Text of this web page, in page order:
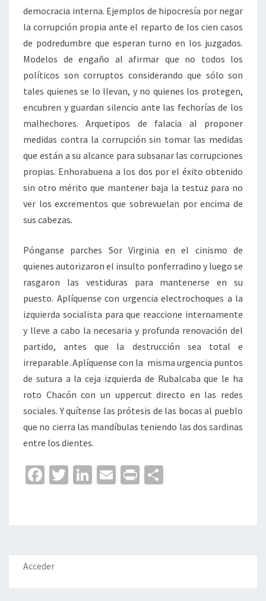
democracia interna. Ejemplos de hipocresía por negar
la corrupción propia ante el reparto de los cien casos
de podredumbre que esperan turno en los juzgados.
Modelos de engaño al afirmar que no todos los
políticos son corruptos considerando que sólo son
tales quienes se lo llevan, y no quienes los protegen,
encubren y guardan silencio ante las fechorías de los
malhechores. Arquetipos de falacia al proponer
medidas contra la corrupción sin tomar las medidas
que están a su alcance para subsanar las corrupciones
propias. Enhorabuena a los dos por el éxito obtenido
sin otro mérito que mantener baja la testuz para no
ver los excrementos que sobrevuelan por encima de
sus cabezas.
Pónganse parches Sor Virginia en el cinismo de
quienes autorizaron el insulto ponferradino y luego se
rasgaron las vestiduras para mantenerse en su
puesto. Aplíquense con urgencia electrochoques a la
izquierda socialista para que reaccione internamente
y lleve a cabo la necesaria y profunda renovación del
partido, antes que la destrucción sea total e
irreparable. Aplíquense con la misma urgencia puntos
de sutura a la ceja izquierda de Rubalcaba que le ha
roto Chacón con un uppercut directo en las redes
sociales. Y quítense las prótesis de las bocas al pueblo
que no cierra las mandíbulas teniendo las dos sardinas
entre los dientes.
Fa
o
o
k
T
er
Li
dI
n
E
l
Pr
p
ar
Acceder